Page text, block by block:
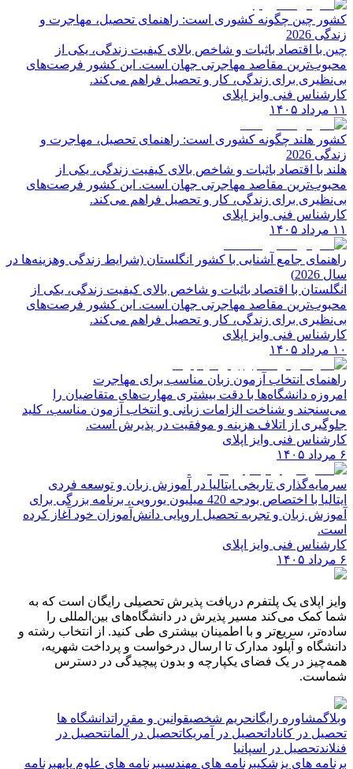
کشور چین چگونه کشوری است: راهنمای تحصیل، مهاجرت و
زندگی 2026
چین با اقتصاد باثبات و شاخص‌ بالای کیفیت زندگی، یکی از
محبوب‌ترین مقاصد مهاجرتی جهان است. این کشور فرصت‌های
بی‌نظیری برای زندگی، کار و تحصیل فراهم می‌کند.
کارشناس فنی وایز اپلای
۱۱ مرداد ۱۴۰۵
کشور هلند چگونه کشوری است: راهنمای تحصیل، مهاجرت و
زندگی 2026
هلند با اقتصاد باثبات و شاخص‌ بالای کیفیت زندگی، یکی از
محبوب‌ترین مقاصد مهاجرتی جهان است. این کشور فرصت‌های
بی‌نظیری برای زندگی، کار و تحصیل فراهم می‌کند.
کارشناس فنی وایز اپلای
۱۱ مرداد ۱۴۰۵
راهنمای جامع آشنایی با کشور انگلستان (شرایط زندگی وهزینه‌ها در
سال 2026)
انگلستان با اقتصاد باثبات و شاخص‌ بالای کیفیت زندگی، یکی از
محبوب‌ترین مقاصد مهاجرتی جهان است. این کشور فرصت‌های
بی‌نظیری برای زندگی، کار و تحصیل فراهم می‌کند.
کارشناس فنی وایز اپلای
۱۰ مرداد ۱۴۰۵
راهنمای انتخاب آزمون زبان مناسب برای مهاجرت
امروزه دانشگاه‌ها با دقت بیشتری مهارت‌های متقاضیان را
می‌سنجند و شناخت الزامات زبانی و انتخاب آزمون مناسب، کلید
جلوگیری از اتلاف هزینه و موفقیت در پذیرش است.
کارشناس فنی وایز اپلای
۶ مرداد ۱۴۰۵
سرمایه‌گذاری تاریخی ایتالیا در آموزش زبان و توسعه فردی
ایتالیا با اختصاص بودجه 420 میلیون یورویی، برنامه بزرگی برای
آموزش زبان و تجربه تحصیل اروپایی دانش‌آموزان خود آغاز کرده
است.
کارشناس فنی وایز اپلای
۶ مرداد ۱۴۰۵
وایز اپلای یک پلتفرم دریافت پذیرش تحصیلی رایگان است که به
شما کمک می‌کند مسیر پذیرش در دانشگاه‌های بین‌المللی را
ساده‌تر، سریع‌تر و با اطمینان بیشتری طی کنید. از انتخاب رشته و
دانشگاه و آپلود مدارک تا ارسال درخواست و پرداخت شهریه،
همه‌چیز در یک فضای یکپارچه و بدون پیچیدگی در دسترس
شماست.
وبلاگمشاوره رایگانحریم شخصیقوانین و مقرراتدانشگاه ها
تحصیل در کانادا تحصیل در آمریکاتحصیل در آلمانتحصیل در
فنلاندتحصیل در اسپانیا
برنامه های پزشکیبرنامه های مهندسیبرنامه های علوم پایهبرنامه